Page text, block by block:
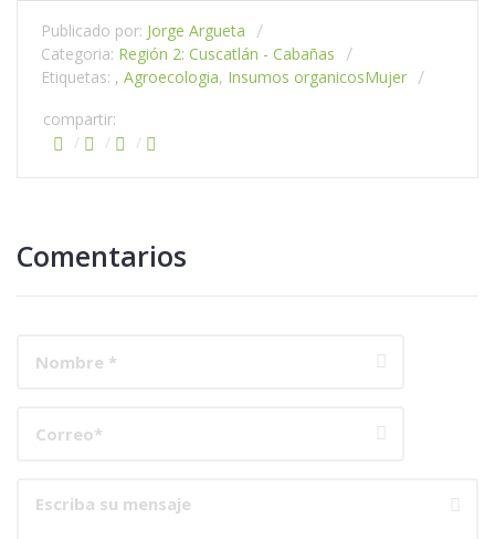
Publicado por: Jorge Argueta
Categoria: Región 2: Cuscatlán - Cabañas
Etiquetas: , Agroecologia, Insumos organicosMujer
compartir:
Comentarios